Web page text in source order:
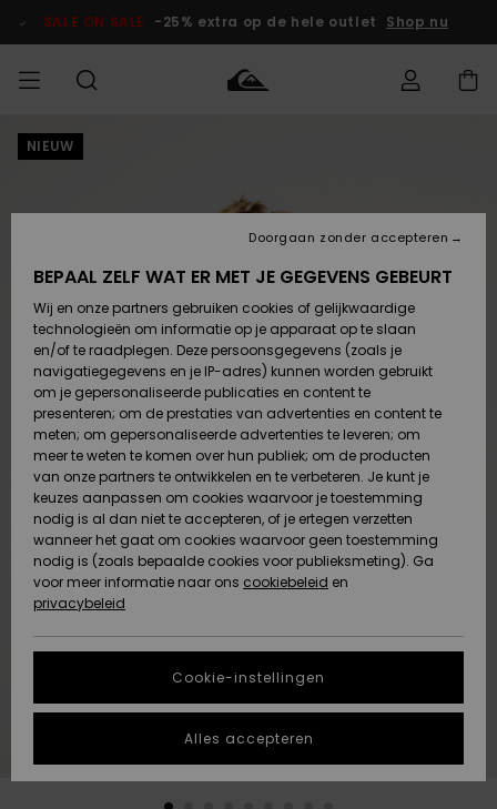
Productinformatie
SALE ON SALE -25% extra op de hele outlet Shop nu
HEREN
Accessoires
Schoenen &
Slippers
Surf /
Water
Snow
Nieuw
Highlights
JONGENS
Accessoires
Schoenen &
Slippers
Surf /
Water
Sneeuw
Nieuw
Highlights
DAMES
Highlights
Snow
SURF
Surf Shop
Highlights
Community
SNOW
Snow Shop
Dames
Snow Shop
Highlights
Gemeenschap
SALE ON
SALE
Kinderen
VROUW
OUTLET
Regio- En
Taalinstellingen
Nederlands
Retouren
Betaling
Giftcard
Quiksilver
Freedom
Gegevensbescherming
gesprek om het
snelste
vraag te
krijgen.
DUURZAAMHEID
STORE LOCATOR
NIEUW
BEPAAL ZELF WAT ER MET JE GEGEVENS GEBEURT
Wij en onze partners gebruiken cookies of gelijkwaardige
technologieën om informatie op je apparaat op te slaan
en/of te raadplegen. Deze persoonsgegevens (zoals je
navigatiegegevens en je IP-adres) kunnen worden gebruikt
om je gepersonaliseerde publicaties en content te
presenteren; om de prestaties van advertenties en content te
meten; om gepersonaliseerde advertenties te leveren; om
meer te weten te komen over hun publiek; om de producten
van onze partners te ontwikkelen en te verbeteren. Je kunt je
keuzes aanpassen om cookies waarvoor je toestemming
nodig is al dan niet te accepteren, of je ertegen verzetten
wanneer het gaat om cookies waarvoor geen toestemming
nodig is (zoals bepaalde cookies voor publieksmeting). Ga
voor meer informatie naar ons cookiebeleid en
privacybeleid
Cookie-instellingen
Doorgaan zonder accepteren
Alles accepteren